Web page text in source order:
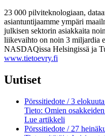
23 000 pilviteknologiaan,
asiantuntijaamme ympäri
julkisen sektorin asiakkaita
liikevaihto on noin 3 miljardia
NASDAQissa Helsingissä ja
www.tietoevry.fi
Uutiset
Pörssitiedote / 3
Tieto: Omien
Lue artikkeli
Pörssitiedote / 27